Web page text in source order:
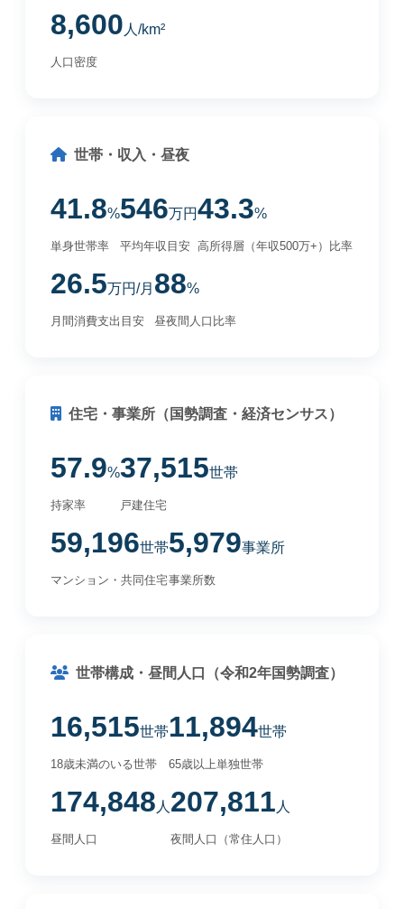
8,600 人/km²
人口密度
世帯・収入・昼夜
41.8%
単身世帯率
546万円
平均年収目安
43.3%
高所得層（年収500万+）比率
26.5万円/月
月間消費支出目安
88%
昼夜間人口比率
住宅・事業所（国勢調査・経済センサス）
57.9%
持家率
37,515世帯
戸建住宅
59,196世帯
マンション・共同住宅
5,979事業所
事業所数
世帯構成・昼間人口（令和2年国勢調査）
16,515世帯
18歳未満のいる世帯
11,894世帯
65歳以上単独世帯
174,848 人
昼間人口
207,811 人
夜間人口（常住人口）